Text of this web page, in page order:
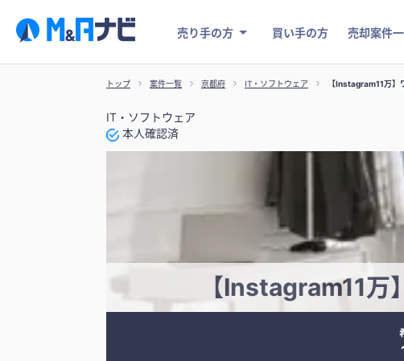
売り手の方 買い手の方 売却案件
トップ 案件一覧 京都府 IT・ソフトウェア 【Instagram11万】
IT・ソフトウェア
本人確認済
【Instagram11万